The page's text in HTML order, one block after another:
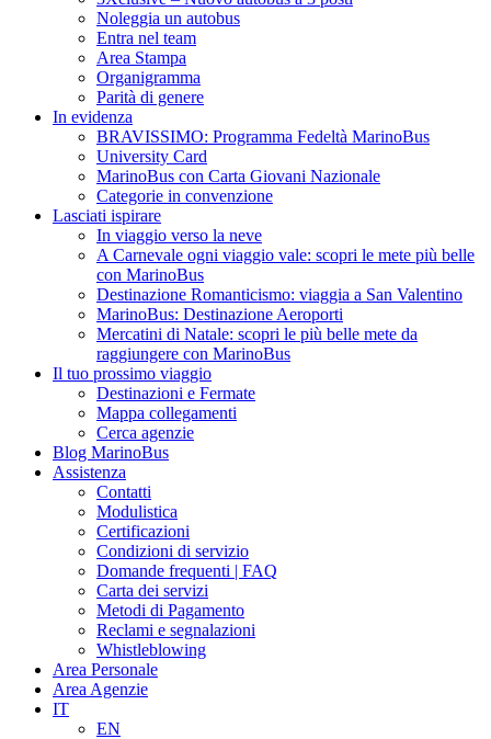
Noleggia un autobus
Entra nel team
Area Stampa
Organigramma
Parità di genere
In evidenza
BRAVISSIMO: Programma Fedeltà MarinoBus
University Card
MarinoBus con Carta Giovani Nazionale
Categorie in convenzione
Lasciati ispirare
In viaggio verso la neve
A Carnevale ogni viaggio vale: scopri le mete più belle
con MarinoBus
Destinazione Romanticismo: viaggia a San Valentino
MarinoBus: Destinazione Aeroporti
Mercatini di Natale: scopri le più belle mete da
raggiungere con MarinoBus
Il tuo prossimo viaggio
Destinazioni e Fermate
Mappa collegamenti
Cerca agenzie
Blog MarinoBus
Assistenza
Contatti
Modulistica
Certificazioni
Condizioni di servizio
Domande frequenti | FAQ
Carta dei servizi
Metodi di Pagamento
Reclami e segnalazioni
Whistleblowing
Area Personale
Area Agenzie
IT
EN